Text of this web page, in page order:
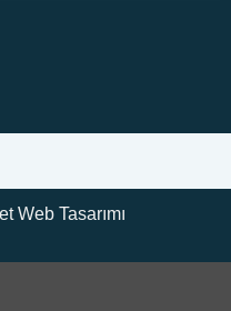
Web Tasarımı